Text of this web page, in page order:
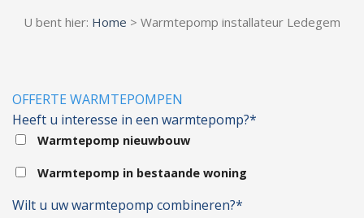
U bent hier: Home > Warmtepomp installateur Ledegem
OFFERTE WARMTEPOMPEN
Heeft u interesse in een warmtepomp?*
Warmtepomp nieuwbouw
Warmtepomp in bestaande woning
Wilt u uw warmtepomp combineren?*